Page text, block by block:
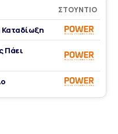
ΣΤΟΎΝΤΙΟ
Καταδίωξη
Πάει